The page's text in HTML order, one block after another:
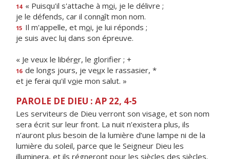
14 « Puisqu'il s'attache à moi, je le délivre ;
je le défends, car il connaît mon nom.
15 Il m'appelle, et moi, je lui réponds ;
je suis avec lui dans son épreuve.
« Je veux le libérer, le glorifier ; +
16 de longs jours, je veux le rassasier, *
et je ferai qu'il voie mon salut. »
PAROLE DE DIEU : AP 22, 4-5
Les serviteurs de Dieu verront son visage, et son nom
sera écrit sur leur front. La nuit n’existera plus, ils
n’auront plus besoin de la lumière d’une lampe ni de la
lumière du soleil, parce que le Seigneur Dieu les
illuminera, et ils régneront pour les siècles des siècles.